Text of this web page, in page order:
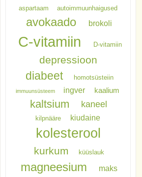
aspartaam autoimmuunhaigused
avokaado brokoli
C-vitamiin D-vitamiin
depressioon
diabeet homotsüsteiin
immuunsüsteem ingver kaalium
kaltsium kaneel
kilpnääre kiudaine
kolesterool
kurkum küüslauk
magneesium maks